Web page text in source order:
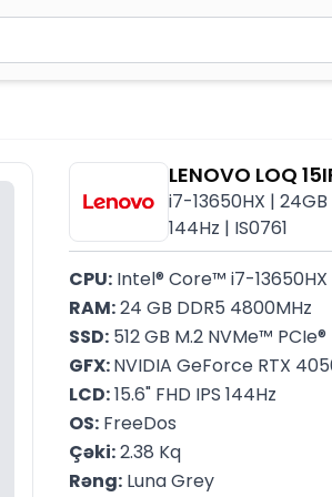
Нажмите Enter для отправки или
LENOVO LOQ
i7-13650HX | 24GB
144Hz | IS0761
CPU: Intel® Core™ i7-13650HX
RAM: 24 GB DDR5 4800MHz
SSD: 512 GB M.2 NVMe™ PCIe®
GFX: NVIDIA GeForce RTX
LCD: 15.6" FHD IPS 144Hz
OS: FreeDos
Çəki: 2.38 Kq
Rəng: Luna Grey